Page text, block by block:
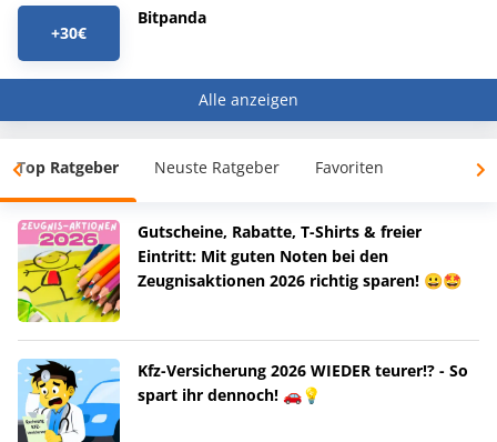
+30€
Bitpanda
Alle anzeigen
Top Ratgeber Neuste Ratgeber Favoriten
Gutscheine, Rabatte, T-Shirts & freier
Eintritt: Mit guten Noten bei den
Zeugnisaktionen 2026 richtig sparen! 😀🤩
Kfz-Versicherung 2026 WIEDER teurer!? - So
spart ihr dennoch! 🚗💡